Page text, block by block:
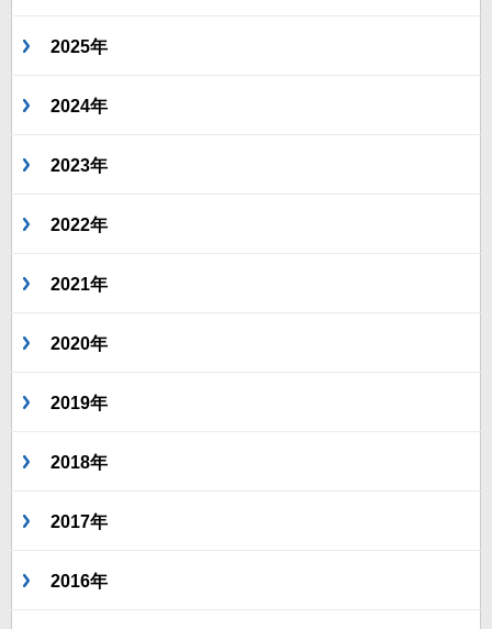
2025年
2024年
2023年
2022年
2021年
2020年
2019年
2018年
2017年
2016年